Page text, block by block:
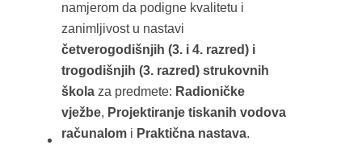
namjerom da podigne kvalitetu i
zanimljivost u nastavi
četverogodišnjih (3. i 4. razred) i
trogodišnjih (3. razred) strukovnih
škola za predmete: Radioničke
vježbe, Projektiranje tiskanih vodova
računalom i Praktična nastava.